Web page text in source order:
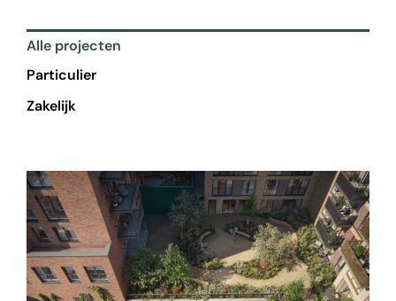
Contact
Alle projecten
Particulier
Zakelijk